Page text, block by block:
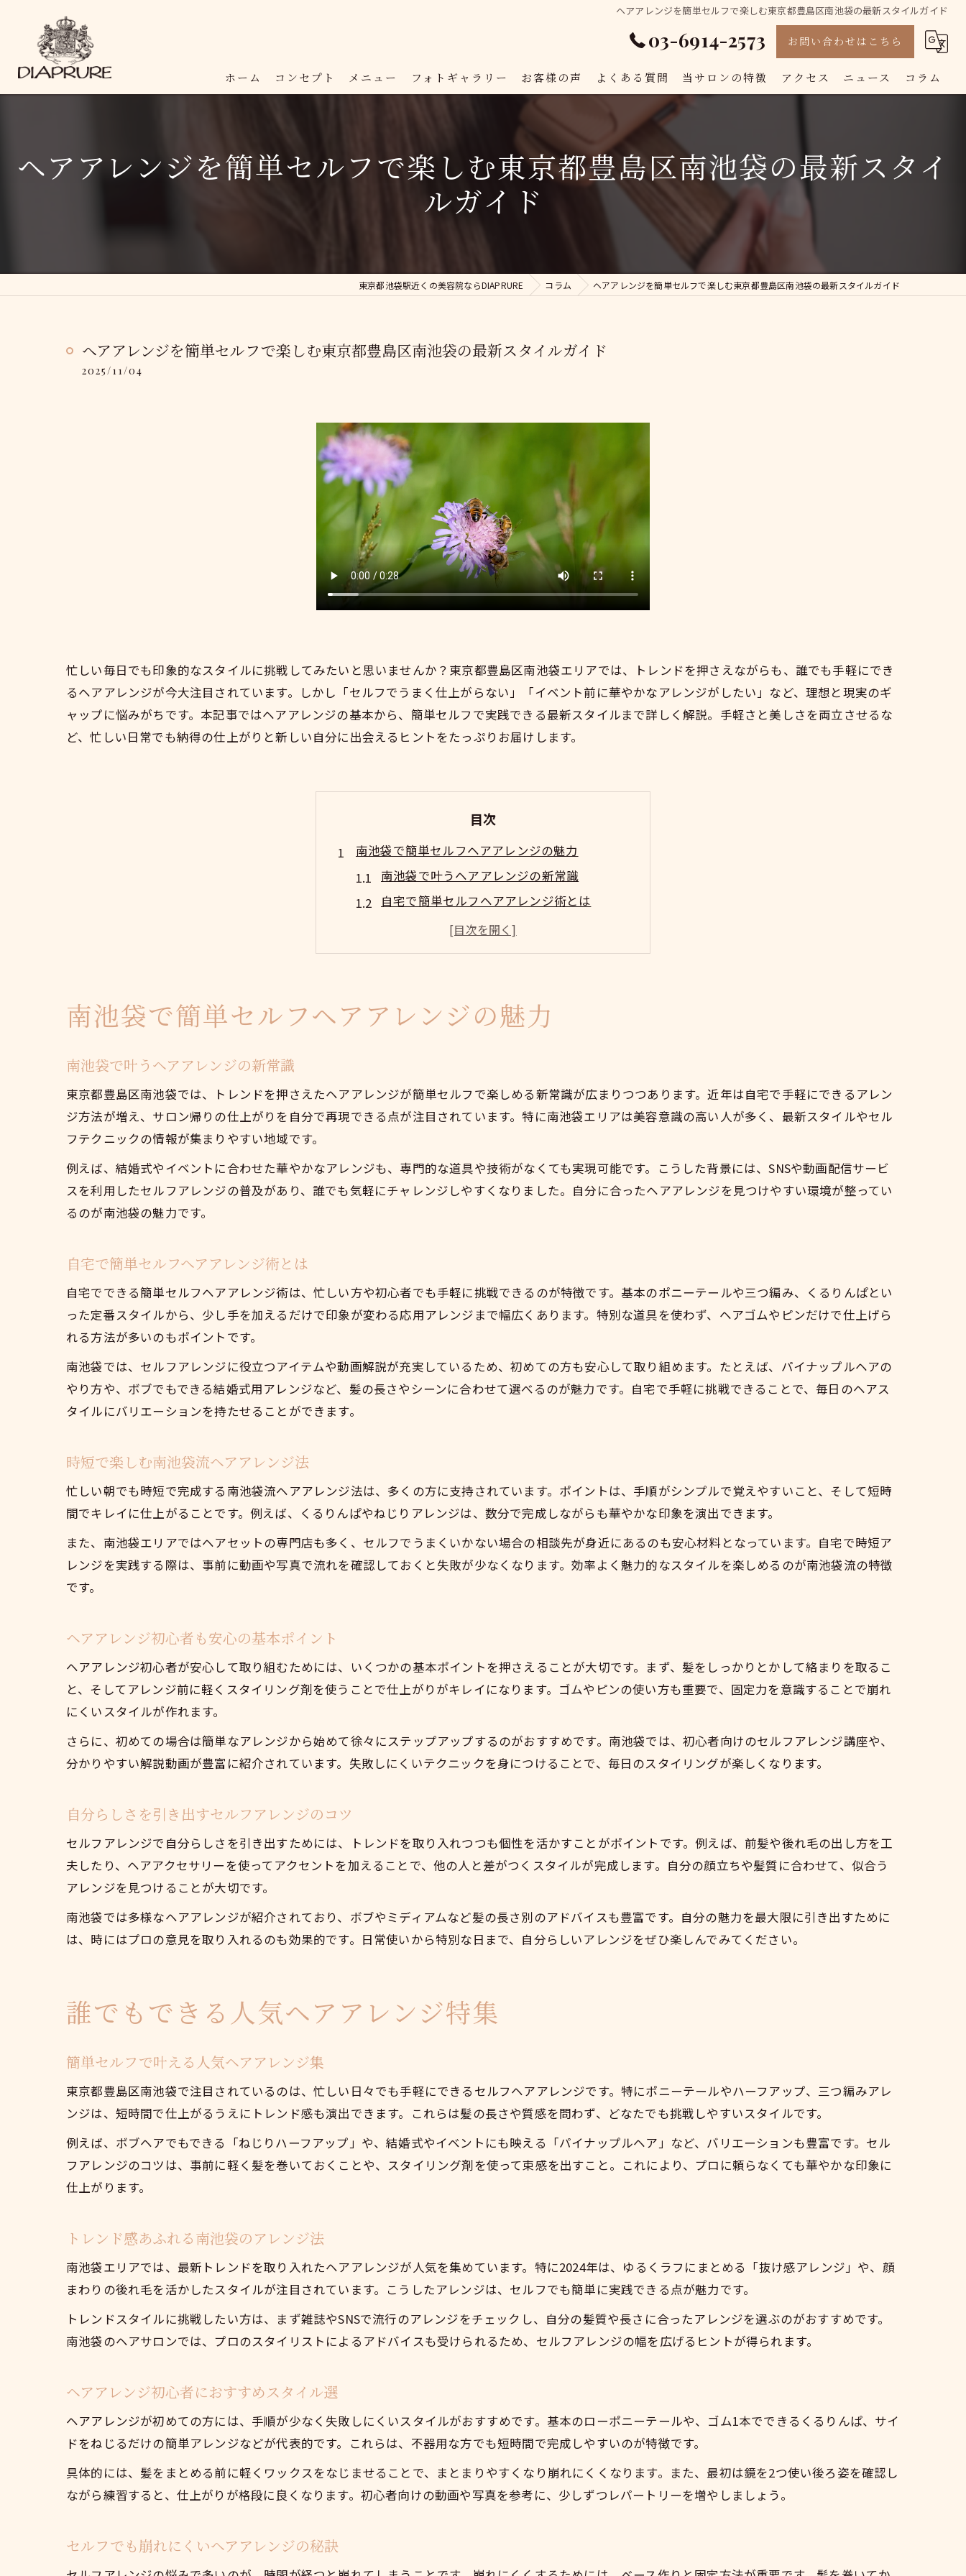
ヘアアレンジを簡単セルフで楽しむ東京都豊島区南池袋の最新スタイルガイド
03-6914-2573 お問い合わせはこちら
ホーム コンセプト メニュー フォトギャラリー お客様の声 よくある質問 当サロンの特徴
カラー
白髪染め
トリートメント
縮毛矯正
アクセス ニュース コラム
ヘアアレンジを簡単セルフで楽しむ東京都豊島区南池袋の最新スタイ
ルガイド
東京都池袋駅近くの美容院ならDIAPRURE コラム ヘアアレンジを簡単セルフで楽しむ東京都豊島区南池袋の最新スタイルガイド
ヘアアレンジを簡単セルフで楽しむ東京都豊島区南池袋の最新スタイルガイド
2025/11/04
忙しい毎日でも印象的なスタイルに挑戦してみたいと思いませんか？東京都豊島区南池袋エリアでは、トレンドを押さえながらも、誰でも手軽にでき
るヘアアレンジが今大注目されています。しかし「セルフでうまく仕上がらない」「イベント前に華やかなアレンジがしたい」など、理想と現実のギ
ャップに悩みがちです。本記事ではヘアアレンジの基本から、簡単セルフで実践できる最新スタイルまで詳しく解説。手軽さと美しさを両立させるな
ど、忙しい日常でも納得の仕上がりと新しい自分に出会えるヒントをたっぷりお届けします。
目次
南池袋で簡単セルフヘアアレンジの魅力
南池袋で叶うヘアアレンジの新常識
自宅で簡単セルフヘアアレンジ術とは
時短で楽しむ南池袋流ヘアアレンジ法
ヘアアレンジ初心者も安心の基本ポイント
誰でもできる人気ヘアアレンジ特集
簡単セルフで叶える人気ヘアアレンジ集
セルフでも崩れにくいヘアアレンジの秘訣
日常を彩る人気ヘアアレンジのやり方
忙しい朝に最適な簡単ヘアアレンジ術
時短で決まるセルフヘアアレンジのコツ
華やかなイベント向けセルフアレンジ術
結婚式にも使えるセルフヘアアレンジ集
セルフでも簡単なボブアレンジテクニック
ボブが華やかに映えるアレンジのコツ
話題のパイナップルヘアやり方ガイド
南池袋流パイナップルヘアの取り入れ方
南池袋で簡単セルフヘアアレンジの魅力
南池袋で叶うヘアアレンジの新常識
東京都豊島区南池袋では、トレンドを押さえたヘアアレンジが簡単セルフで楽しめる新常識が広まりつつあります。近年は自宅で手軽にできるアレン
ジ方法が増え、サロン帰りの仕上がりを自分で再現できる点が注目されています。特に南池袋エリアは美容意識の高い人が多く、最新スタイルやセル
フテクニックの情報が集まりやすい地域です。
例えば、結婚式やイベントに合わせた華やかなアレンジも、専門的な道具や技術がなくても実現可能です。こうした背景には、SNSや動画配信サービ
スを利用したセルフアレンジの普及があり、誰でも気軽にチャレンジしやすくなりました。自分に合ったヘアアレンジを見つけやすい環境が整ってい
るのが南池袋の魅力です。
自宅で簡単セルフヘアアレンジ術とは
自宅でできる簡単セルフヘアアレンジ術は、忙しい方や初心者でも手軽に挑戦できるのが特徴です。基本のポニーテールや三つ編み、くるりんぱとい
った定番スタイルから、少し手を加えるだけで印象が変わる応用アレンジまで幅広くあります。特別な道具を使わず、ヘアゴムやピンだけで仕上げら
れる方法が多いのもポイントです。
南池袋では、セルフアレンジに役立つアイテムや動画解説が充実しているため、初めての方も安心して取り組めます。たとえば、パイナップルヘアの
やり方や、ボブでもできる結婚式用アレンジなど、髪の長さやシーンに合わせて選べるのが魅力です。自宅で手軽に挑戦できることで、毎日のヘアス
タイルにバリエーションを持たせることができます。
時短で楽しむ南池袋流ヘアアレンジ法
忙しい朝でも時短で完成する南池袋流ヘアアレンジ法は、多くの方に支持されています。ポイントは、手順がシンプルで覚えやすいこと、そして短時
間でキレイに仕上がることです。例えば、くるりんぱやねじりアレンジは、数分で完成しながらも華やかな印象を演出できます。
また、南池袋エリアではヘアセットの専門店も多く、セルフでうまくいかない場合の相談先が身近にあるのも安心材料となっています。自宅で時短ア
レンジを実践する際は、事前に動画や写真で流れを確認しておくと失敗が少なくなります。効率よく魅力的なスタイルを楽しめるのが南池袋流の特徴
です。
ヘアアレンジ初心者も安心の基本ポイント
ヘアアレンジ初心者が安心して取り組むためには、いくつかの基本ポイントを押さえることが大切です。まず、髪をしっかりとかして絡まりを取るこ
と、そしてアレンジ前に軽くスタイリング剤を使うことで仕上がりがキレイになります。ゴムやピンの使い方も重要で、固定力を意識することで崩れ
にくいスタイルが作れます。
さらに、初めての場合は簡単なアレンジから始めて徐々にステップアップするのがおすすめです。南池袋では、初心者向けのセルフアレンジ講座や、
分かりやすい解説動画が豊富に紹介されています。失敗しにくいテクニックを身につけることで、毎日のスタイリングが楽しくなります。
自分らしさを引き出すセルフアレンジのコツ
セルフアレンジで自分らしさを引き出すためには、トレンドを取り入れつつも個性を活かすことがポイントです。例えば、前髪や後れ毛の出し方を工
夫したり、ヘアアクセサリーを使ってアクセントを加えることで、他の人と差がつくスタイルが完成します。自分の顔立ちや髪質に合わせて、似合う
アレンジを見つけることが大切です。
南池袋では多様なヘアアレンジが紹介されており、ボブやミディアムなど髪の長さ別のアドバイスも豊富です。自分の魅力を最大限に引き出すために
は、時にはプロの意見を取り入れるのも効果的です。日常使いから特別な日まで、自分らしいアレンジをぜひ楽しんでみてください。
誰でもできる人気ヘアアレンジ特集
簡単セルフで叶える人気ヘアアレンジ集
東京都豊島区南池袋で注目されているのは、忙しい日々でも手軽にできるセルフヘアアレンジです。特にポニーテールやハーフアップ、三つ編みアレ
ンジは、短時間で仕上がるうえにトレンド感も演出できます。これらは髪の長さや質感を問わず、どなたでも挑戦しやすいスタイルです。
例えば、ボブヘアでもできる「ねじりハーフアップ」や、結婚式やイベントにも映える「パイナップルヘア」など、バリエーションも豊富です。セル
フアレンジのコツは、事前に軽く髪を巻いておくことや、スタイリング剤を使って束感を出すこと。これにより、プロに頼らなくても華やかな印象に
仕上がります。
トレンド感あふれる南池袋のアレンジ法
南池袋エリアでは、最新トレンドを取り入れたヘアアレンジが人気を集めています。特に2024年は、ゆるくラフにまとめる「抜け感アレンジ」や、顔
まわりの後れ毛を活かしたスタイルが注目されています。こうしたアレンジは、セルフでも簡単に実践できる点が魅力です。
トレンドスタイルに挑戦したい方は、まず雑誌やSNSで流行のアレンジをチェックし、自分の髪質や長さに合ったアレンジを選ぶのがおすすめです。
南池袋のヘアサロンでは、プロのスタイリストによるアドバイスも受けられるため、セルフアレンジの幅を広げるヒントが得られます。
ヘアアレンジ初心者におすすめスタイル選
ヘアアレンジが初めての方には、手順が少なく失敗しにくいスタイルがおすすめです。基本のローポニーテールや、ゴム1本でできるくるりんぱ、サイ
ドをねじるだけの簡単アレンジなどが代表的です。これらは、不器用な方でも短時間で完成しやすいのが特徴です。
具体的には、髪をまとめる前に軽くワックスをなじませることで、まとまりやすくなり崩れにくくなります。また、最初は鏡を2つ使い後ろ姿を確認し
ながら練習すると、仕上がりが格段に良くなります。初心者向けの動画や写真を参考に、少しずつレパートリーを増やしましょう。
セルフでも崩れにくいヘアアレンジの秘訣